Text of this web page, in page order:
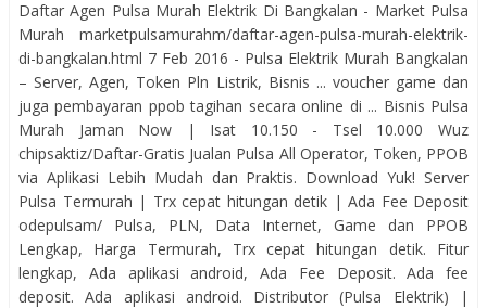
Daftar Agen Pulsa Murah Elektrik Di Bangkalan - Market Pulsa
Murah marketpulsamurahm/daftar-agen-pulsa-murah-elektrik-
di-bangkalan.html 7 Feb 2016 - Pulsa Elektrik Murah Bangkalan
– Server, Agen, Token Pln Listrik, Bisnis ... voucher game dan
juga pembayaran ppob tagihan secara online di ... Bisnis Pulsa
Murah Jaman Now | Isat 10.150 - Tsel 10.000 Wuz‎
chipsaktiz/Daftar-Gratis‎ Jualan Pulsa All Operator, Token, PPOB
via Aplikasi Lebih Mudah dan Praktis. Download Yuk! Server
Pulsa Termurah | Trx cepat hitungan detik | Ada Fee Deposit‎
odepulsam/‎ Pulsa, PLN, Data Internet, Game dan PPOB
Lengkap, Harga Termurah, Trx cepat hitungan detik. Fitur
lengkap, Ada aplikasi android, Ada Fee Deposit. Ada fee
deposit. Ada aplikasi android. Distributor (Pulsa Elektrik) |